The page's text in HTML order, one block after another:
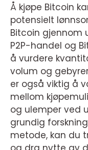
Å kjøpe Bitcoin
potensielt
Bitcoin gjennom
P2P-handel og
å vurdere
volum og
er også viktig å
mellom
og ulemper ved
grundig
metode, kan du